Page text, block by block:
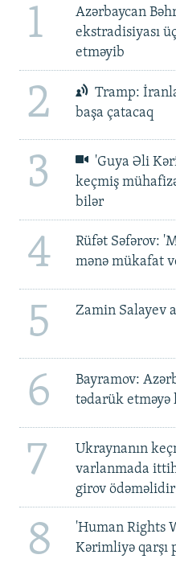
1
Azərbaycan
ekstradisiyası
etməyib
2
Tramp:
başa çatacaq
3
'Guya Əli
keçmiş
bilər
4
Rüfət Səfərov:
mənə mükafat
5 Zamin Salayev
6
Bayramov:
tədarük etməyə
7
Ukraynanın
varlanmada
girov ödəməlidir
8
'Human Rights
Kərimliyə qarşı